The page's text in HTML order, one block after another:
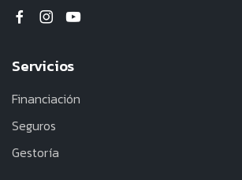
Servicios
Financiación
Seguros
Gestoría